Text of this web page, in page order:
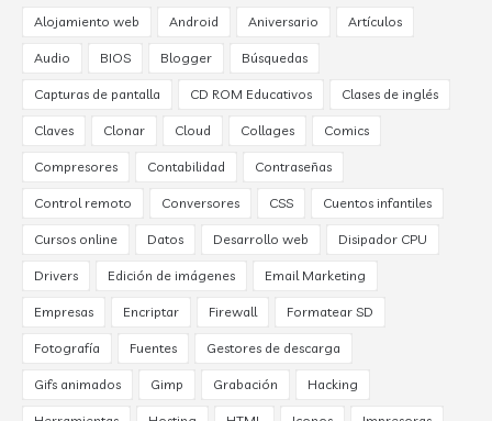
Alojamiento web Android Aniversario Artículos
Audio BIOS Blogger Búsquedas
Capturas de pantalla CD ROM Educativos Clases de inglés
Claves Clonar Cloud Collages Comics
Compresores Contabilidad Contraseñas
Control remoto Conversores CSS Cuentos infantiles
Cursos online Datos Desarrollo web Disipador CPU
Drivers Edición de imágenes Email Marketing
Empresas Encriptar Firewall Formatear SD
Fotografía Fuentes Gestores de descarga
Gifs animados Gimp Grabación Hacking